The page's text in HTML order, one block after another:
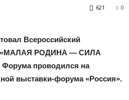
0
621
Всероссийский
«МАЛАЯ РОДИНА — СИЛА
проводился на
выставки-форума «Россия».